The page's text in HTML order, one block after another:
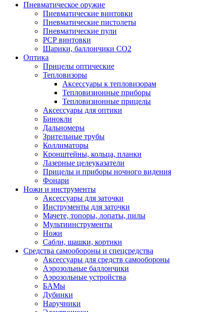
Пневматическое оружие
Пневматические винтовки
Пневматические пистолеты
Пневматические пули
РСР винтовки
Шарики, баллончики СО2
Оптика
Прицелы оптические
Тепловизоры
Аксессуары к тепловизорам
Тепловизионные приборы
Тепловизионные прицелы
Аксессуары для оптики
Бинокли
Дальномеры
Зрительные трубы
Коллиматоры
Кронштейны, кольца, планки
Лазерные целеуказатели
Прицелы и приборы ночного видения
Фонари
Ножи и инструменты
Аксессуары для заточки
Инструменты для заточки
Мачете, топоры, лопаты, пилы
Мультиинструменты
Ножи
Сабли, шашки, кортики
Средства самообороны и спецсредства
Аксессуары для средств самообороны
Аэрозольные баллончики
Аэрозольные устройства
БАМы
Дубинки
Наручники